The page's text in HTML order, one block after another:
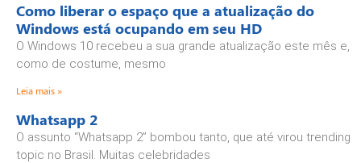
Como liberar o espaço que a atualização do
Windows está ocupando em seu HD
O Windows 10 recebeu a sua grande atualização este mês e,
como de costume, mesmo
Leia mais »
Whatsapp 2
O assunto “Whatsapp 2” bombou tanto, que até virou trending
topic no Brasil. Muitas celebridades